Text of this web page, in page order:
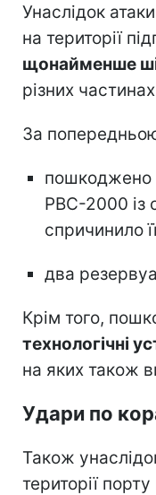
Унаслідок
на території
щонайменше
різних
За
пошкоджено
РВС-2000 із
спричинило
два
Крім того,
технологічні
на яких також
Удари по
Також
території